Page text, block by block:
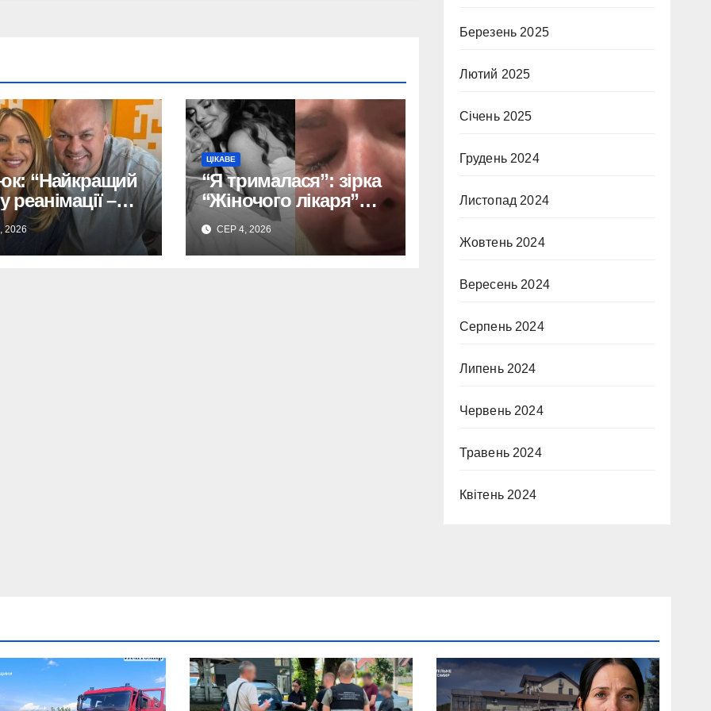
“Найкращий
реанімації –
разом!”
2026
ЦІКАВЕ
“Я трималася”: зірка
“Жіночого лікаря”
про розлучення.
СЕР 4, 2026
Березень 2025
Лютий 2025
Січень 2025
Грудень 2024
Листопад 2024
Жовтень 2024
Вересень 2024
Серпень 2024
Липень 2024
Червень 2024
Травень 2024
Квітень 2024